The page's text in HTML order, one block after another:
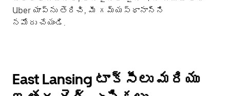
Uber యాప్‌ను తెరిచి, మీ గమ్యస్థానాన్ని
నమోదు చేయండి.
East Lansing టాక్సీలు మరియు